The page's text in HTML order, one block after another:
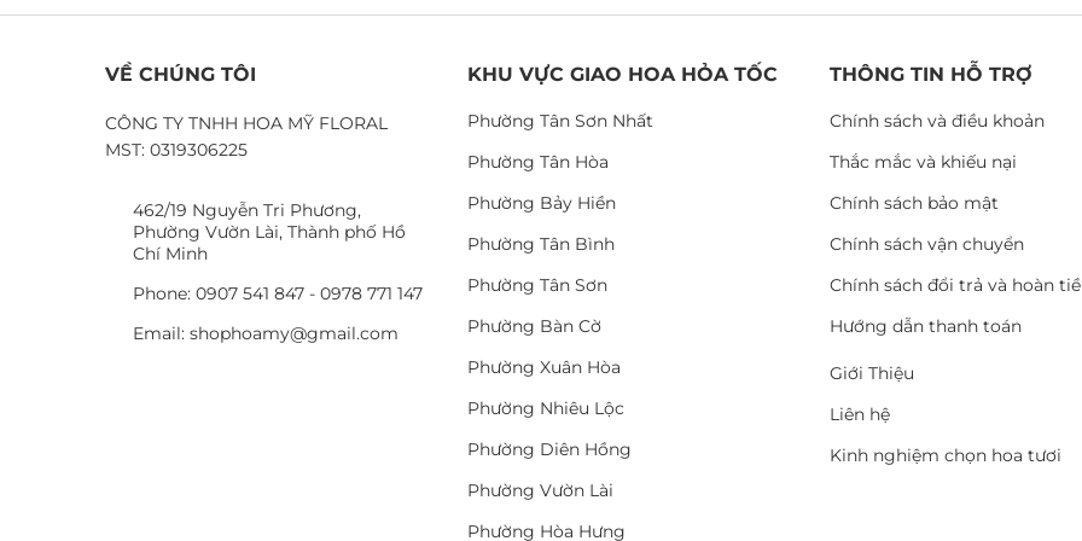
VỀ CHÚNG TÔI
CÔNG TY TNHH HOA MỸ FLORAL
MST: 0319306225
462/19 Nguyễn Tri Phương,
Phường Vườn Lài, Thành phố Hồ
Chí Minh
Phone: 0907 541 847 - 0978 771 147
Email: shophoamy@gmail.com
KHU VỰC GIAO HOA HỎA TỐC
Phường Tân Sơn Nhất
Phường Tân Hòa
Phường Bảy Hiền
Phường Tân Bình
Phường Tân Sơn
Phường Bàn Cờ
Phường Xuân Hòa
Phường Nhiêu Lộc
Phường Diên Hồng
Phường Vườn Lài
Phường Hòa Hưng
THÔNG TIN HỖ TRỢ
Chính sách và điều khoản
Thắc mắc và khiếu nại
Chính sách bảo mật
Chính sách vận chuyển
Chính sách đổi trả và hoàn
Hướng dẫn thanh toán
Giới Thiệu
Liên hệ
Kinh nghiệm chọn hoa tươi